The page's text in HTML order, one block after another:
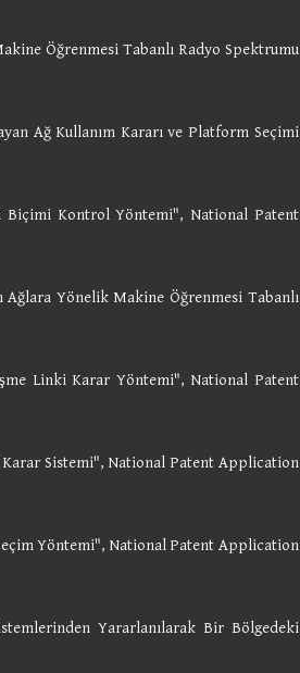
Öğrenmesi Tabanlı Radyo Spektrumu
Ağ Kullanım Kararı ve Platform Seçimi
Biçimi Kontrol Yöntemi", National Patent
Ağlara Yönelik Makine Öğrenmesi Tabanlı
Linki Karar Yöntemi", National Patent
Karar Sistemi", National Patent Application
Yöntemi", National Patent Application
Yararlanılarak Bir Bölgedeki